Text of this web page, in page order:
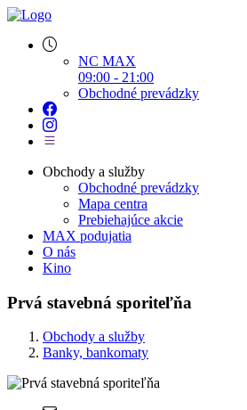
NC MAX
09:00 - 21:00
Obchodné prevádzky
Obchody a služby
Obchodné prevádzky
Mapa centra
Prebiehajúce akcie
MAX podujatia
O nás
Kino
Prvá stavebná sporiteľňa
Obchody a služby
Banky, bankomaty